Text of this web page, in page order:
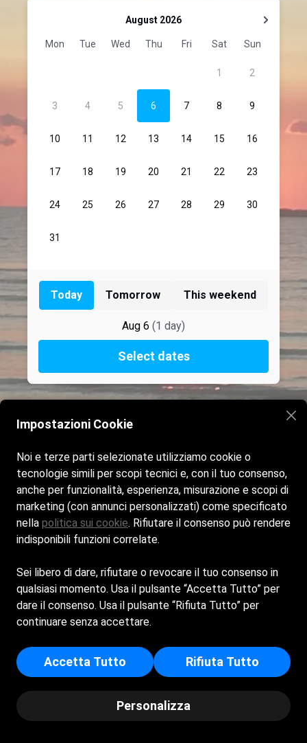
Home La Spiaggia
Bar & Ristorante
Eventi
Cookie policy
Privacy policy
Impostazioni Cookie
Noi e terze parti selezionate utilizziamo cookie o
tecnologie simili per scopi tecnici e, con il tuo consenso,
anche per funzionalità, esperienza, misurazione e scopi di
marketing (con annunci personalizzati) come specificato
nella politica sui cookie. Rifiutare il consenso può rendere
indisponibili funzioni correlate.
Sei libero di dare, rifiutare o revocare il tuo consenso in
qualsiasi momento. Usa il pulsante “Accetta Tutto” per
dare il consenso. Usa il pulsante “Rifiuta Tutto” per
continuare senza accettare.
Accetta Tutto Rifiuta Tutto
Personalizza